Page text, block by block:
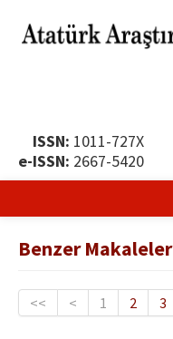
ISSN: 1011-727X
e-ISSN: 2667-5420
Yayın Politikası
Benzer Makaleler
<< < 1 2 3